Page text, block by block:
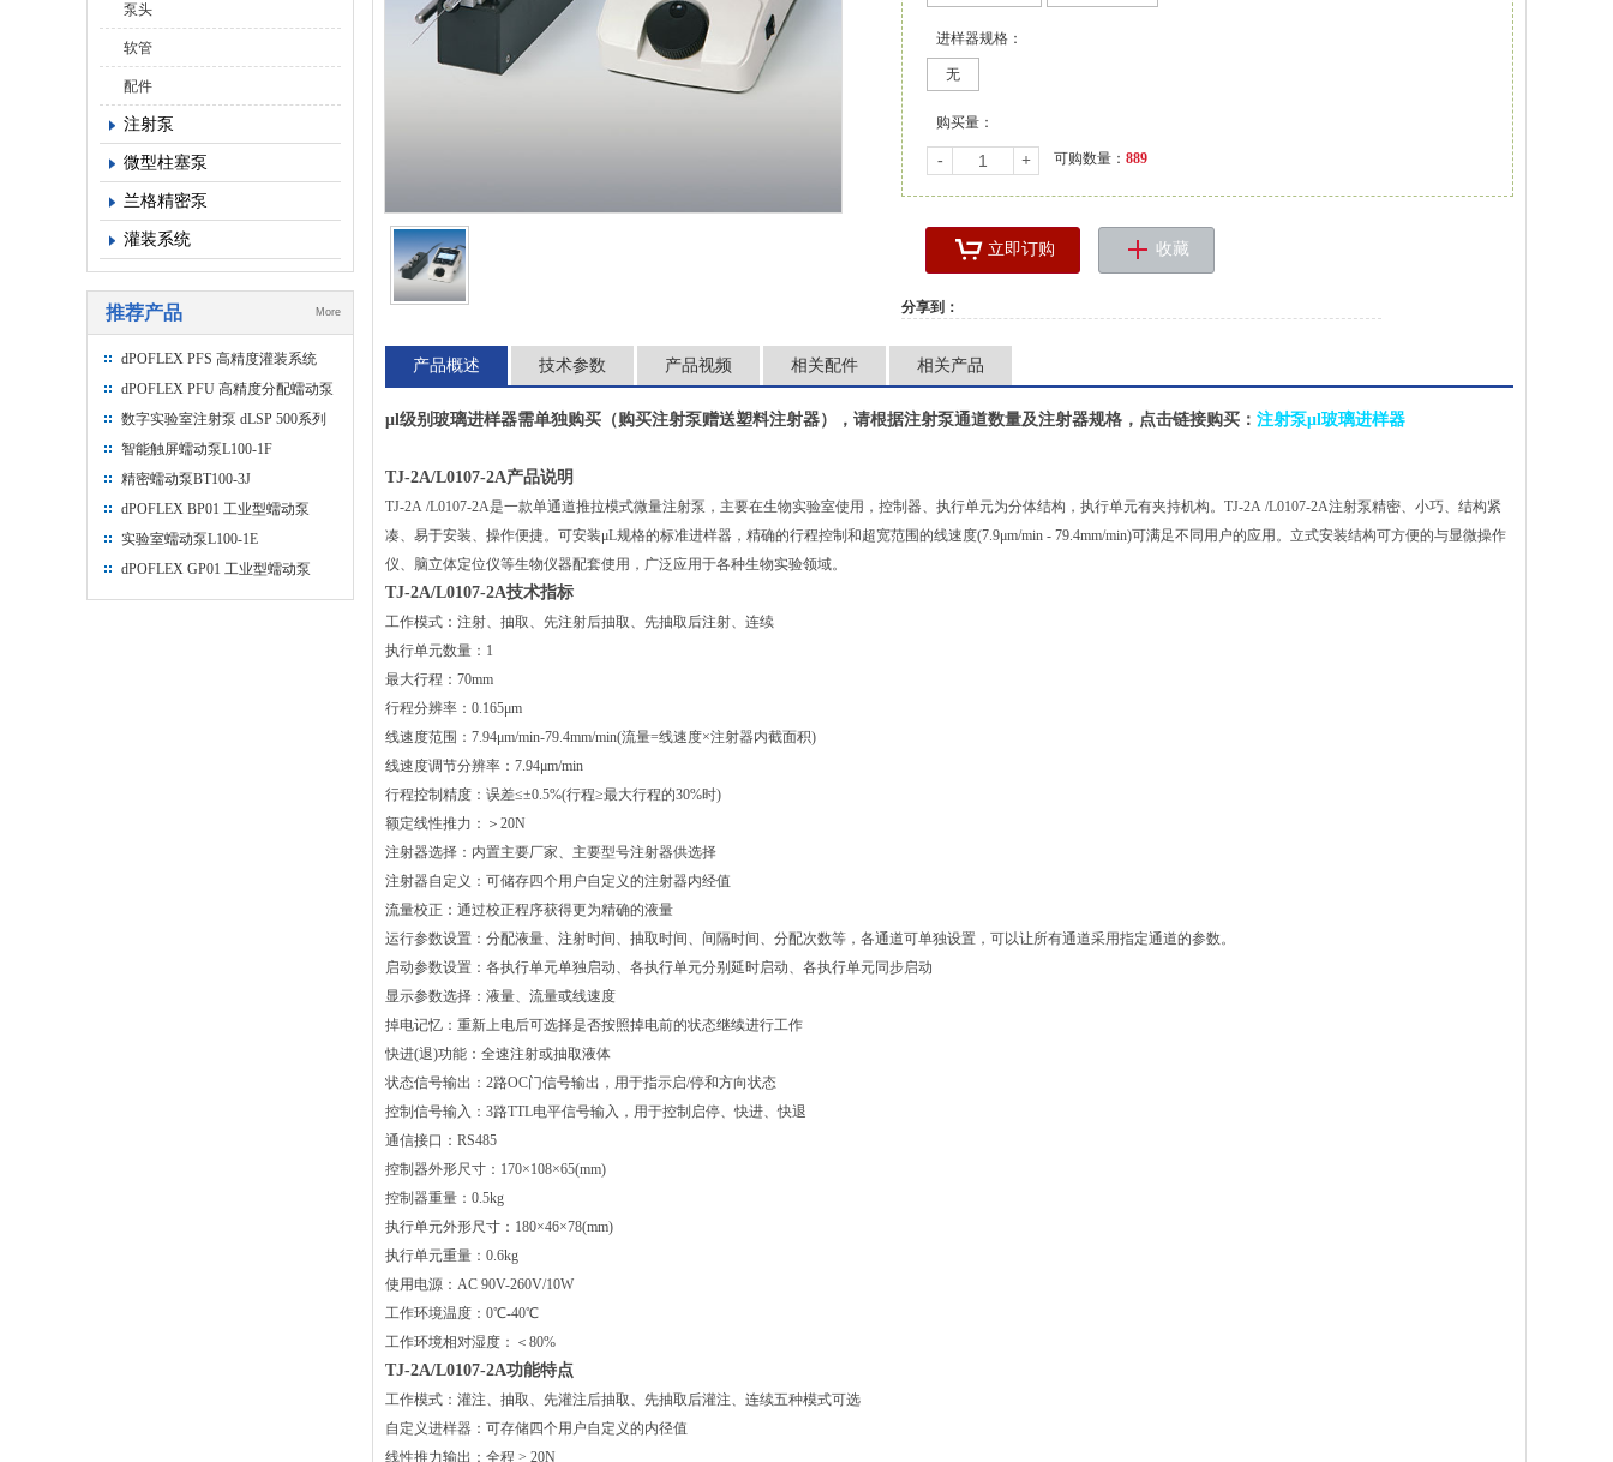
泵头
软管
配件
注射泵
微型柱塞泵
兰格精密泵
灌装系统
推荐产品 More
dPOFLEX PFS 高精度灌装系统
dPOFLEX PFU 高精度分配蠕动泵
数字实验室注射泵 dLSP 500系列
智能触屏蠕动泵L100-1F
精密蠕动泵BT100-3J
dPOFLEX BP01 工业型蠕动泵
实验室蠕动泵L100-1E
dPOFLEX GP01 工业型蠕动泵
进样器规格：
无
购买量：
- + 可购数量： 889
立即订购 收藏
分享到：
产品概述 技术参数 产品视频 相关配件 相关产品
μl级别 玻璃进样器需单独购买（购买注射泵赠送塑料注射器），请根据注射泵通道数量及注射器规格，点击链接购买： 注射泵μl玻璃进样器
TJ-2A/L0107-2A产品说明
TJ-2A /L0107-2A是一款单通道推拉模式微量注射泵，主要在生物实验室使用，控制器、执行单元为分体结构，执行单元有夹持机构。TJ-2A /L0107-2A注射泵精密、小巧、结构紧
凑、易于安装、操作便捷。可安装μL规格的标准进样器，精确的行程控制和超宽范围的线速度(7.9μm/min - 79.4mm/min)可满足不同用户的应用。立式安装结构可方便的与显微操作
仪、脑立体定位仪等生物仪器配套使用，广泛应用于各种生物实验领域。
TJ-2A/L0107-2A技术指标
工作模式：注射、抽取、先注射后抽取、先抽取后注射、连续
执行单元数量：1
最大行程：70mm
行程分辨率：0.165μm
线速度范围：7.94μm/min-79.4mm/min(流量=线速度×注射器内截面积)
线速度调节分辨率：7.94μm/min
行程控制精度：误差≤±0.5%(行程≥最大行程的30%时)
额定线性推力：＞20N
注射器选择：内置主要厂家、主要型号注射器供选择
注射器自定义：可储存四个用户自定义的注射器内经值
流量校正：通过校正程序获得更为精确的液量
运行参数设置：分配液量、注射时间、抽取时间、间隔时间、分配次数等，各通道可单独设置，可以让所有通道采用指定通道的参数。
启动参数设置：各执行单元单独启动、各执行单元分别延时启动、各执行单元同步启动
显示参数选择：液量、流量或线速度
掉电记忆：重新上电后可选择是否按照掉电前的状态继续进行工作
快进(退)功能：全速注射或抽取液体
状态信号输出：2路OC门信号输出，用于指示启/停和方向状态
控制信号输入：3路TTL电平信号输入，用于控制启停、快进、快退
通信接口：RS485
控制器外形尺寸：170×108×65(mm)
控制器重量：0.5kg
执行单元外形尺寸：180×46×78(mm)
执行单元重量：0.6kg
使用电源：AC 90V-260V/10W
工作环境温度：0℃-40℃
工作环境相对湿度：＜80%
TJ-2A/L0107-2A功能特点
工作模式：灌注、抽取、先灌注后抽取、先抽取后灌注、连续五种模式可选
自定义进样器：可存储四个用户自定义的内径值
线性推力输出：全程 > 20N